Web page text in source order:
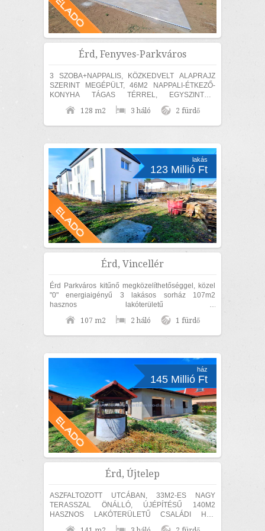
Érd, Fenyves-Parkváros
3 SZOBA+NAPPALIS, KÖZKEDVELT ALAPRAJZ
SZERINT MEGÉPÜLT, 46M2 NAPPALI-ÉTKEZŐ-
KONYHA TÁGAS TÉRREL, EGYSZINTES,
MEDITERRÁN CSALÁDI HÁZ ELADÓ! Érden, a
Fenyves Parkvárosi részen 840m2...
128 m2 3 háló 2 fürdő
lakás
123 Millió Ft
Érd, Vincellér
Érd Parkváros kitűnő megközelíthetőséggel, közel
"0" energiaigényű 3 lakásos sorház 107m2
hasznos lakóterületű 2
szoba+nappalis+GARÁZSOS, belső kétszintes,
KÜLÖN UTCAFRONTI...
107 m2 2 háló 1 fürdő
ház
145 Millió Ft
Érd, Újtelep
ASZFALTOZOTT UTCÁBAN, 33M2-ES NAGY
TERASSZAL ÖNÁLLÓ, ÚJÉPÍTÉSŰ 140M2
HASZNOS LAKÓTERÜLETŰ CSALÁDI HÁZ
ELADÓ! KÜLÖN SZÜLŐI HÁLÓ,